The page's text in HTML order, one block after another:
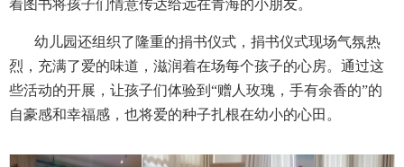
着图书将孩子们情意传达给远在青海的小朋友。
幼儿园还组织了隆重的捐书仪式，捐书仪式现场气氛热
烈，充满了爱的味道，滋润着在场每个孩子的心房。通过这
些活动的开展，让孩子们体验到“赠人玫瑰，手有余香的”的
自豪感和幸福感，也将爱的种子扎根在幼小的心田。